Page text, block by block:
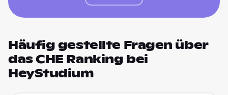
Häufig gestellte Fragen über
das CHE Ranking bei
HeyStudium